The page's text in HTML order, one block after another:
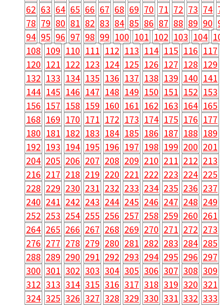
62 63 64 65 66 67 68 69 70 71 72 73 74
78 79 80 81 82 83 84 85 86 87 88 89 90
94 95 96 97 98 99 100 101 102 103 104
108 109 110 111 112 113 114 115 116 117
120 121 122 123 124 125 126 127 128 129
132 133 134 135 136 137 138 139 140 141
144 145 146 147 148 149 150 151 152 153
156 157 158 159 160 161 162 163 164 165
168 169 170 171 172 173 174 175 176 177
180 181 182 183 184 185 186 187 188 189
192 193 194 195 196 197 198 199 200 201
204 205 206 207 208 209 210 211 212 213
216 217 218 219 220 221 222 223 224 225
228 229 230 231 232 233 234 235 236 237
240 241 242 243 244 245 246 247 248 249
252 253 254 255 256 257 258 259 260 261
264 265 266 267 268 269 270 271 272 273
276 277 278 279 280 281 282 283 284 285
288 289 290 291 292 293 294 295 296 297
300 301 302 303 304 305 306 307 308 309
312 313 314 315 316 317 318 319 320 321
324 325 326 327 328 329 330 331 332 333